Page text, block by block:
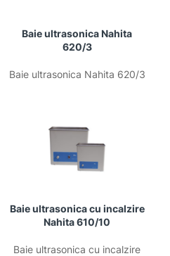
Baie ultrasonica Nahita
620/3
Baie ultrasonica Nahita 620/3
Baie ultrasonica cu incalzire
Nahita 610/10
Baie ultrasonica cu incalzire